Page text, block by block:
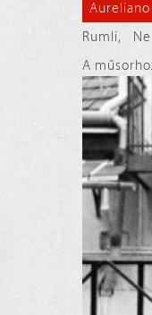
Aureliano
Rumli,
A